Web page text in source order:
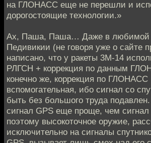
на ГЛОНАСС еще не перешли и
дорогостоящие технологии.»
Ах, Паша, Паша… Даже в любимой
Педивикии (не говоря уже о сайте
написано, что у ракеты 3М-14
РЛГСН + коррекция по данным
конечно же, коррекция по ГЛОНАСС
вспомогательная, ибо сигнал со
быть без большого труда
сигнал GPS еще проще, чем
поэтому высокоточное оружие,
исключительно на сигналы